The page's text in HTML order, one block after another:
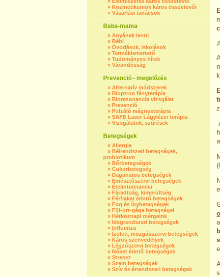
» Kozmetikumok káros összetevői
» Vásárlási tanácsok
Baba-mama
» Anyának lenni
» Bébi
» Óvodások, iskolások
» Termékismertető
» Tudományos hírek
» Várandósság
Prevenció - megelőzés
» Alternatív módszerek
» Bioptron fényterápia
» Biorezonancia vizsgálat
» Prevenció
» Pulzáló mágnesterápia
» SAFE Laser Lágylézer terápia
» Vizsgálatok, szűrések
Betegségek
» Allergia
» Bélrendszeri betegségek,
probiotikum
» Bőrbetegségek
» Cukorbetegség
» Daganatos betegségek
» Emésztőszervi betegségek
» Ételintolerancia
» Fáradtság, kimerültség
» Férfiakat érintő betegségek
» Fog és ínybetegségek
» Fül-orr-gége betegségei
» Hétköznapi mérgeink
» Idegrendszeri betegségek
» Influenza
» Ízületi, mozgásszervi betegségek
» Káros szenvedélyek
» Légzőszervi betegségek
» Nőket érintő betegségek
» Stressz
» Szem betegségek
» Szív és érrendszeri betegségek